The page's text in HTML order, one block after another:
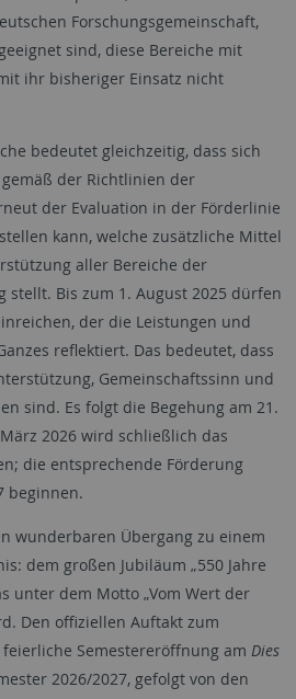
Forschungsgemeinschaft,
sind, diese Bereiche mit
ihr bisheriger Einsatz nicht
bedeutet gleichzeitig, dass sich
der Richtlinien der
der Evaluation in der Förderlinie
kann, welche zusätzliche Mittel
aller Bereiche der
stellt. Bis zum 1. August 2025 dürfen
der die Leistungen und
reflektiert. Das bedeutet, dass
Gemeinschaftssinn und
sind. Es folgt die Begehung am 21.
2026 wird schließlich das
die entsprechende Förderung
beginnen.
wunderbaren Übergang zu einem
dem großen Jubiläum „550 Jahre
unter dem Motto „Vom Wert der
Den offiziellen Auftakt zum
Semestereröffnung am Dies
2026/2027, gefolgt von den